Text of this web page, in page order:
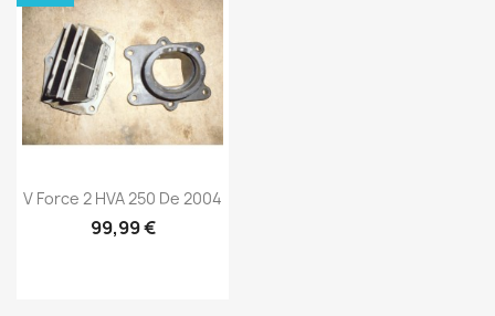
V Force 2 HVA 250 De 2004
99,99 €